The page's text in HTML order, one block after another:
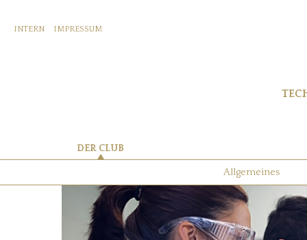
INTERN IMPRESSUM
DER CLUB
Allgemeines